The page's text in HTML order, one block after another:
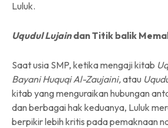
Luluk.
Uqudul Lujaindan Titik balik
Saat usia SMP, ketika mengaji kitab
Bayani Huquqi Al-Zaujaini,atau
kitab yang menguraikan hubungan
dan berbagai hak keduanya, Luluk
berpikir lebih kritis pada pemaknaan